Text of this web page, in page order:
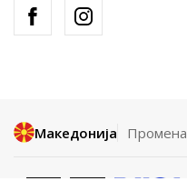
Македонија Промена